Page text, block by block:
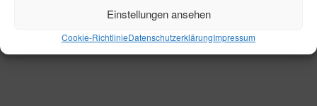
Einstellungen ansehen
Cookie-RichtlinieDatenschutzerklärungImpressum
Preisgekrönter Remisenpavillion in Affinghausen
→